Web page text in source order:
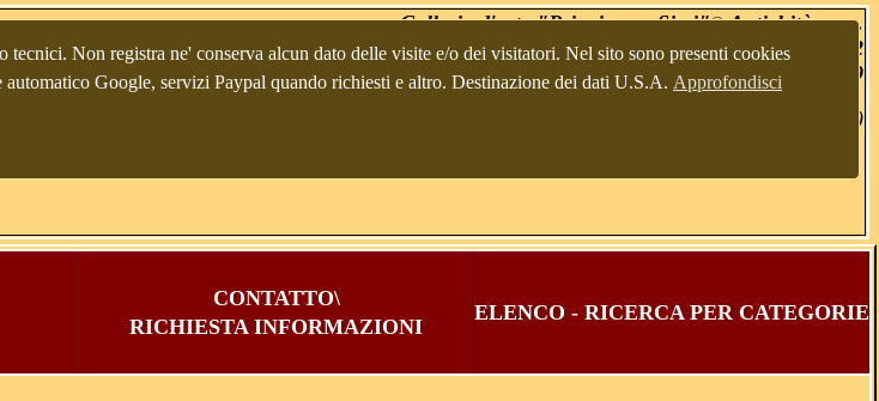
Non registra ne' conserva alcun dato delle visite e/o dei visitatori. Nel sito sono presenti cookies
Google, servizi Paypal quando richiesti e altro. Destinazione dei dati U.S.A. Approfondisci
Galleria d'arte "Principessa Sissi"®Antichità s.a.s.
Via Gemona 10\12
33100 Udine (Italia, Italien, Italy), tel.+39 0432 229741, +39 3482325219
)
CONTATTO\
RICHIESTA INFORMAZIONI
ELENCO - RICERCA PER CATEGORIE